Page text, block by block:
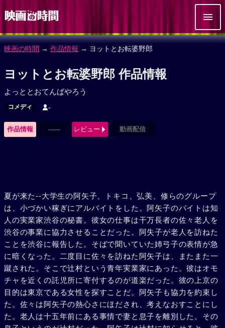
映画の時間 → 作品情報 → ヨットとお転婆野郎
ヨットとお転婆野郎 作品情報
よっととおてんばやろう
コメディ -
作品情報 ------ レビュー 動画配信
夏が来た--大学生の阿矢子、トキコ、弘美、修らのグループ
は、小づかい稼ぎにアルバイトをした。阿矢子のバイトは知
人の実業家渋谷の秘書。彼女の仕事は干万長者の佐々老人を
渋谷の事業に協力させることだった。阿失子が老人を訪ねた
ことを渋谷に報告した。そばで聞いていた姉弓子の表情が急
に暗くなった。二度目に佐々を訪ねた阿矢子は、またまた一
蹴された。そこで辻村という青年実業家にあった。彼はオモ
チャを近くの託児所に寄付するのが道楽だった。彼の上京の
目的は東京である女性を探すことだ。阿矢子も協力を約束し
た。佐々は阿矢子の熱心さにほだされ、考えなおすことにし
た。老人は十五年前にある事情で妻と息子を離別した。その